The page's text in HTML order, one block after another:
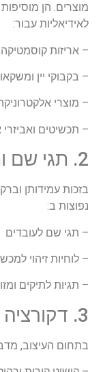
מוצרים. הן
לאידיאליות עבור:
– אריזות קוסמטיקה
– בקבוקי יין
– מוצרי
– תכשיטים ואביזרי
2. תגי שם ותוויות זיהוי
בזכות עמידותן
נפוצות ב:
– תגי שם לעובדים
– לוחיות זיהוי
– תגיות לתיקים
3. דקורציה ועיצוב פנים
בתחום העיצוב,